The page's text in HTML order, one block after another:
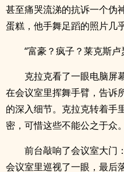
甚至痛哭流涕的抗诉一个伪
蛋糕，他手舞足蹈的照片几
“富豪？疯子？莱克斯卢
克拉克看了一眼电脑屏
在会议室里挥舞手臂，告诉
的深入细节。克拉克转着手
密，可惜这些不能公之于众。
前台敲响了会议室大门
会议室里巡视了一眼，最后